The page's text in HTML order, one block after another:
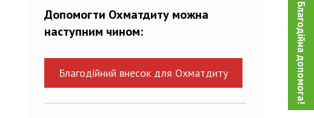
Благодійна допомога!
Допомогти Охматдиту можна
наступним чином:
Благодійний внесок для Охматдиту